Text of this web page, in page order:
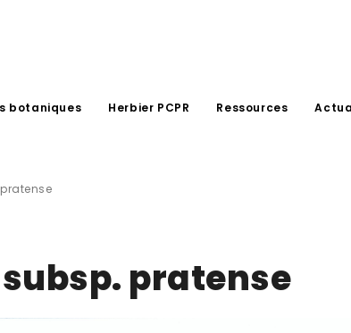
botaniques Herbier PCPR Ressources
pratense